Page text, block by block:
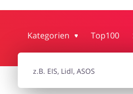
Kategorien Top100
Sport & Hobby